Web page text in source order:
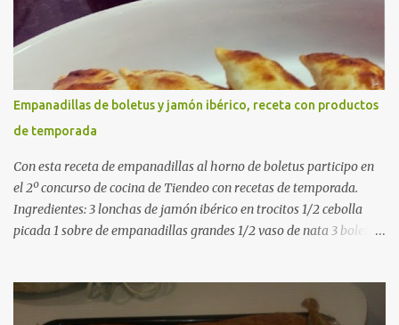
pimentón dulce 2 dientes de ajo Aceite de oliva virgen extra Sal al
gusto (Opcional) una ramita de romero Elaboración 1. Prepara las
verduras Limpia las alcachofas, retira las hojas duras y córtalas en
cuartos. Trocea las judías verdes. Reserva en agua con limón para
que no se oxiden. 2. Sofríe las carnes En la paellera, añade un buen
chorro de aceite de oliva y dora bien el pollo y las costillas a fuego
medio-alto. Este paso es clave: cuanto más dorado, más sabor ten...
Empanadillas de boletus y jamón ibérico, receta con productos
de temporada
Con esta receta de empanadillas al horno de boletus participo en
el 2º concurso de cocina de Tiendeo con recetas de temporada.
Ingredientes: 3 lonchas de jamón ibérico en trocitos 1/2 cebolla
picada 1 sobre de empanadillas grandes 1/2 vaso de nata 3 boletus
virgen para untar la bandeja de horno Elaboración: Precalentar el
horno a 200ºC .Picamos la cebolla y la doramos en una sartén